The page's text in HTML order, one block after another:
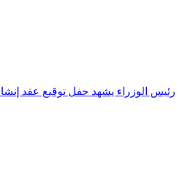
رئيس الوزراء يشهد حفل توقيع عقد